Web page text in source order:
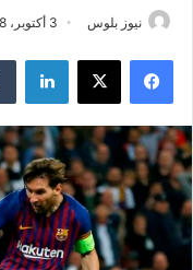
نيوز بلوس 3 أكتوبر، 2018
فيسبوك X